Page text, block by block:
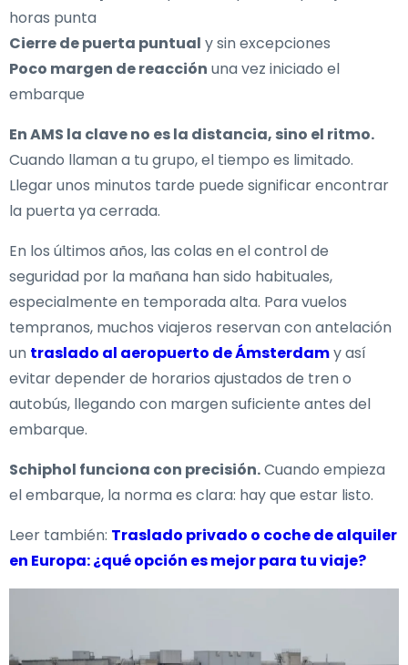
horas punta
Cierre de puerta puntual y sin excepciones
Poco margen de reacción una vez iniciado el
embarque
En AMS la clave no es la distancia, sino el ritmo.
Cuando llaman a tu grupo, el tiempo es limitado.
Llegar unos minutos tarde puede significar encontrar
la puerta ya cerrada.
En los últimos años, las colas en el control de
seguridad por la mañana han sido habituales,
especialmente en temporada alta. Para vuelos
tempranos, muchos viajeros reservan con antelación
un traslado al aeropuerto de Ámsterdamy así
evitar depender de horarios ajustados de tren o
autobús, llegando con margen suficiente antes del
embarque.
Schiphol funciona con precisión.Cuando empieza
el embarque, la norma es clara: hay que estar listo.
Leer también: Traslado privado o coche de alquiler
en Europa: ¿qué opción es mejor para tu viaje?